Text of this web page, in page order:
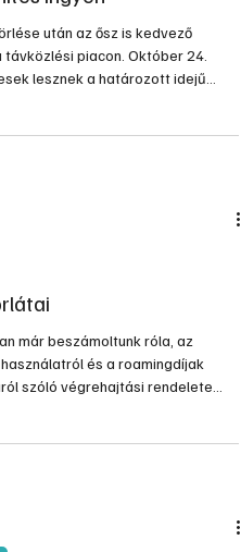
után az ősz is kedvező
piacon. Október 24.
lesznek a határozott idejű
már beszámoltunk róla, az
és a roamingdíjak
szóló végrehajtási rendelete